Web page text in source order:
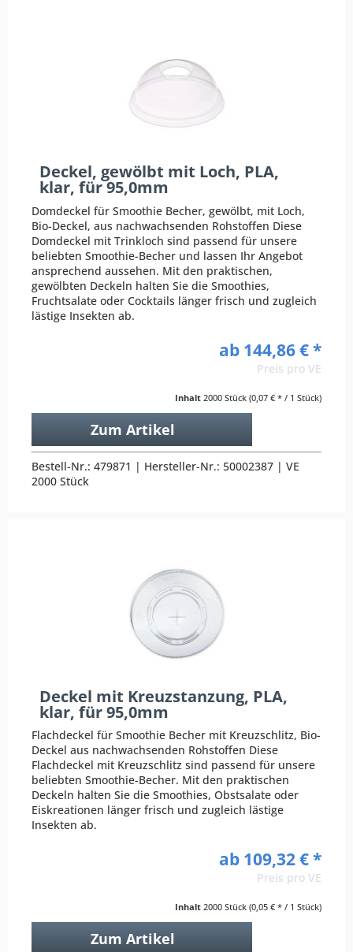
Deckel, gewölbt mit Loch, PLA,
klar, für 95,0mm
Domdeckel für Smoothie Becher, gewölbt, mit Loch,
Bio-Deckel, aus nachwachsenden Rohstoffen Diese
Domdeckel mit Trinkloch sind passend für unsere
beliebten Smoothie-Becher und lassen Ihr Angebot
ansprechend aussehen. Mit den praktischen,
gewölbten Deckeln halten Sie die Smoothies,
Fruchtsalate oder Cocktails länger frisch und zugleich
lästige Insekten ab.
ab 144,86 € *
Preis pro VE
Inhalt 2000 Stück (0,07 € * / 1 Stück)
Zum Artikel
Bestell-Nr.: 479871 | Hersteller-Nr.: 50002387 | VE
2000 Stück
Deckel mit Kreuzstanzung, PLA,
klar, für 95,0mm
Flachdeckel für Smoothie Becher mit Kreuzschlitz, Bio-
Deckel aus nachwachsenden Rohstoffen Diese
Flachdeckel mit Kreuzschlitz sind passend für unsere
beliebten Smoothie-Becher. Mit den praktischen
Deckeln halten Sie die Smoothies, Obstsalate oder
Eiskreationen länger frisch und zugleich lästige
Insekten ab.
ab 109,32 € *
Preis pro VE
Inhalt 2000 Stück (0,05 € * / 1 Stück)
Zum Artikel